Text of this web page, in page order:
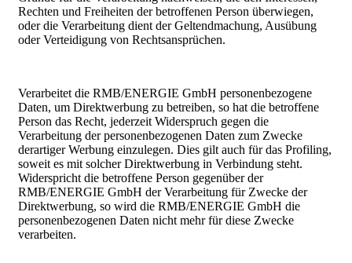
Rechten und Freiheiten der betroffenen Person überwiegen,
oder die Verarbeitung dient der Geltendmachung, Ausübung
oder Verteidigung von Rechtsansprüchen.
Verarbeitet die RMB/ENERGIE GmbH personenbezogene
Daten, um Direktwerbung zu betreiben, so hat die betroffene
Person das Recht, jederzeit Widerspruch gegen die
Verarbeitung der personenbezogenen Daten zum Zwecke
derartiger Werbung einzulegen. Dies gilt auch für das Profiling,
soweit es mit solcher Direktwerbung in Verbindung steht.
Widerspricht die betroffene Person gegenüber der
RMB/ENERGIE GmbH der Verarbeitung für Zwecke der
Direktwerbung, so wird die RMB/ENERGIE GmbH die
personenbezogenen Daten nicht mehr für diese Zwecke
verarbeiten.